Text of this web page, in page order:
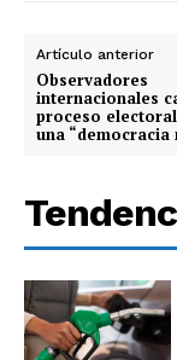
Artículo anterior
Observadores
internacionales
proceso
una “democracia